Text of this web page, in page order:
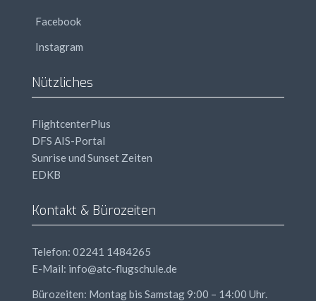
Facebook
Instagram
Nützliches
FlightcenterPlus
DFS AIS-Portal
Sunrise und Sunset Zeiten
EDKB
Kontakt & Bürozeiten
Telefon: 02241 1484265
E-Mail: info@atc-flugschule.de
Bürozeiten: Montag bis Samstag 9:00 – 14:00 Uhr.